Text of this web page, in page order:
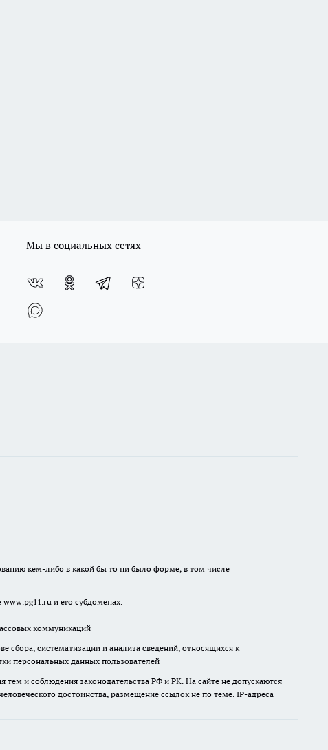
Мы в социальных сетях
кем-либо в какой бы то ни было форме, в том числе
и его субдоменах.
коммуникаций
систематизации и анализа сведений, относящихся к
персональных данных пользователей
и соблюдения законодательства РФ и РК. На сайте не допускаются
достоинства, размещение ссылок не по теме. IP-адреса